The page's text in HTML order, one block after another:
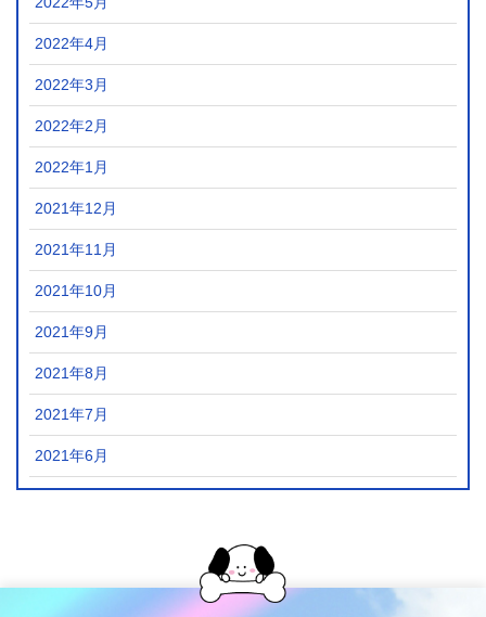
2022年4月
2022年3月
2022年2月
2022年1月
2021年12月
2021年11月
2021年10月
2021年9月
2021年8月
2021年7月
2021年6月